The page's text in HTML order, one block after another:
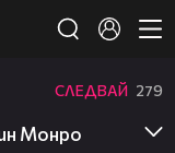
СЛЕДВАЙ 279
Монро